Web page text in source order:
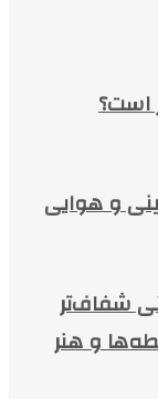
است؟
و هوایی
شفاف‌تر
و هنر